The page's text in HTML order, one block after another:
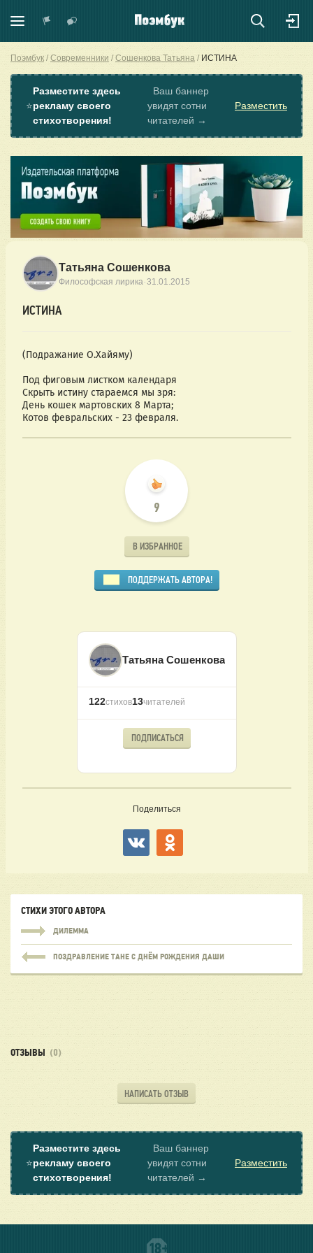
Поэмбук Современники Сошенкова Татьяна ИСТИНА
⭐
Разместите здесь
рекламу своего
стихотворения!
Ваш баннер
увидят сотни
читателей →
Разместить
Татьяна Сошенкова
Философская лирика·31.01.2015
ИСТИНА
(Подражание О.Хайяму)
Под фиговым листком календаря
Скрыть истину стараемся мы зря:
День кошек мартовских 8 Марта;
Котов февральских - 23 февраля.
9
В ИЗБРАННОЕ
ПОДДЕРЖАТЬ АВТОРА!
Татьяна Сошенкова
122стихов13читателей
ПОДПИСАТЬСЯ
Поделиться
СТИХИ ЭТОГО АВТОРА
ДИЛЕММА
ПОЗДРАВЛЕНИЕ ТАНЕ С ДНЁМ РОЖДЕНИЯ ДАШИ
ОТЗЫВЫ (0)
НАПИСАТЬ ОТЗЫВ
⭐
Разместите здесь
рекламу своего
стихотворения!
Ваш баннер
увидят сотни
читателей →
Разместить